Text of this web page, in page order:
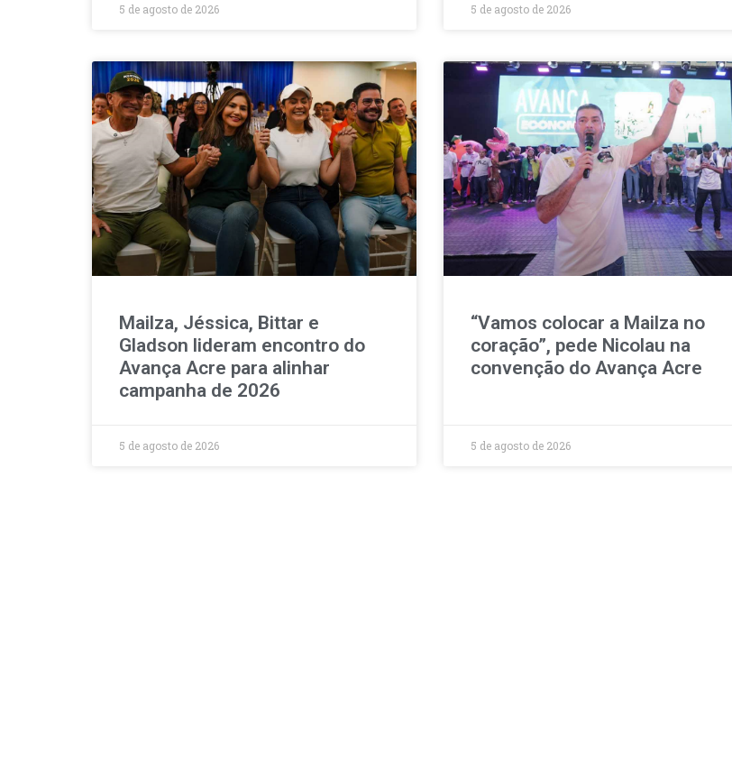
5 de agosto de 2026 5 de agosto de 2026
Mailza, Jéssica, Bittar e
Gladson lideram encontro do
Avança Acre para alinhar
campanha de 2026
5 de agosto de 2026
“Vamos colocar a Mailza no
coração”, pede Nicolau na
convenção do Avança Acre
5 de agosto de 2026